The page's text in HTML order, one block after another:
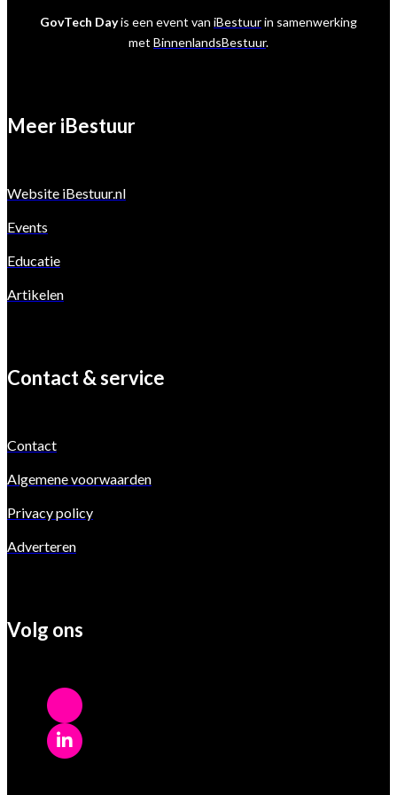
GovTech Dayis een event van iBestuurin samenwerking
met BinnenlandsBestuur.
Meer iBestuur
Website iBestuur.nl
Events
Educatie
Artikelen
Contact & service
Contact
Algemene voorwaarden
Privacy policy
Adverteren
Volg ons